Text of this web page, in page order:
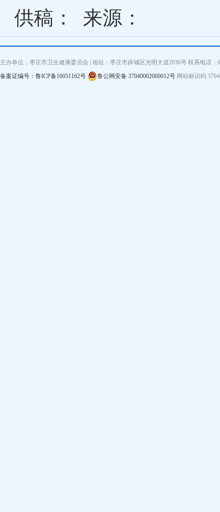
供稿： 来源：
主办单位：枣庄市卫生健康委员会 | 地址：枣庄市薛城区光明大道2036号 联系电话
备案证编号：鲁ICP备16051162号
鲁公网安备 37040002000012号 网站标识码